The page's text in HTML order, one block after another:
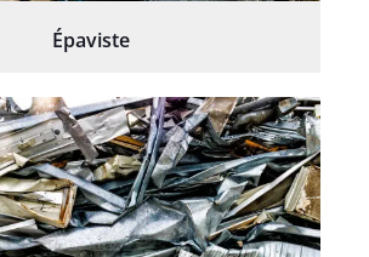
Épaviste